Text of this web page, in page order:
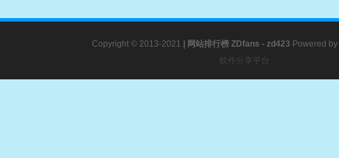
Copyright © 2013-2021 网站排行榜ZDfans - zd423 Powered by
软件分享平台